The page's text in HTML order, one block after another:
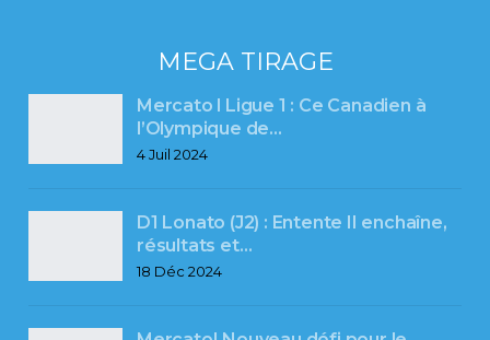
MEGA TIRAGE
Mercato l Ligue 1 : Ce Canadien à
l’Olympique de…
4 Juil 2024
D1 Lonato (J2) : Entente II enchaîne,
résultats et…
18 Déc 2024